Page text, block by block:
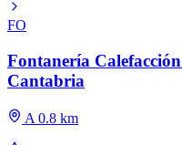
FO
Fontanería
Cantabria
A 0.8 km